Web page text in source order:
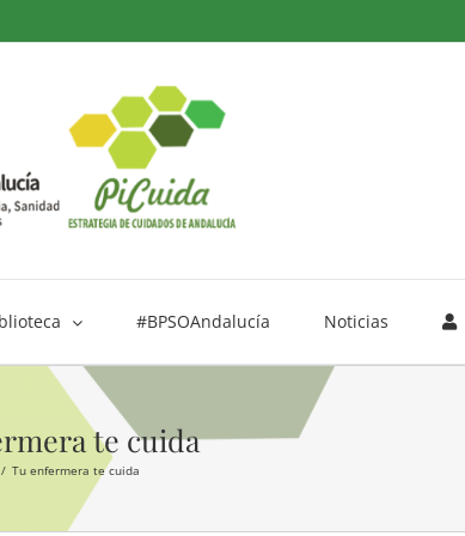
#BPSOAndalucía Noticias
te cuida
Tu enfermera te cuida